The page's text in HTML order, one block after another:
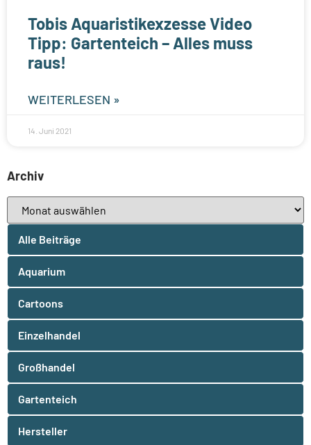
Tobis Aquaristikexzesse Video
Tipp: Gartenteich – Alles muss
raus!
WEITERLESEN »
14. Juni 2021
Archiv
Alle Beiträge
Aquarium
Cartoons
Einzelhandel
Großhandel
Gartenteich
Hersteller